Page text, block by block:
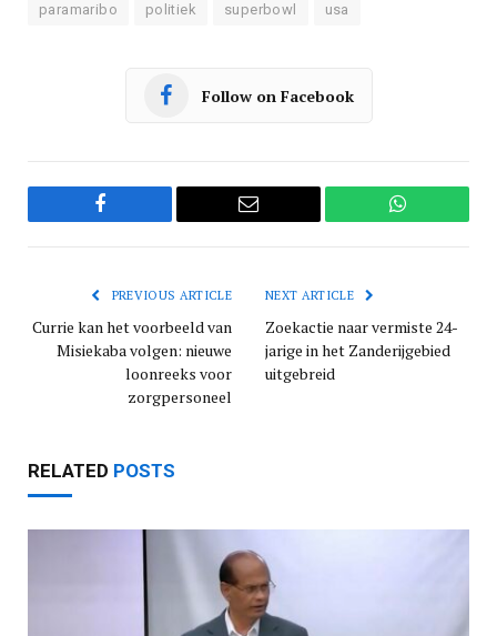
paramaribo politiek superbowl usa
Follow on Facebook
Facebook Email WhatsApp
PREVIOUS ARTICLE
Currie kan het voorbeeld van
Misiekaba volgen: nieuwe
loonreeks voor
zorgpersoneel
NEXT ARTICLE
Zoekactie naar vermiste 24-
jarige in het Zanderijgebied
uitgebreid
RELATED POSTS